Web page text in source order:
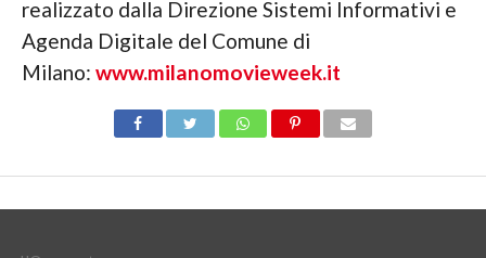
realizzato dalla Direzione Sistemi Informativi e
Agenda Digitale del Comune di
Milano: www.milanomovieweek.it